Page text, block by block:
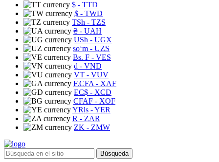
$ - TTD
$ - TWD
TSh - TZS
₴ - UAH
USh - UGX
soʻm - UZS
Bs. F - VES
₫ - VND
VT - VUV
F.CFA - XAF
EC$ - XCD
CFAF - XOF
YRls - YER
R - ZAR
ZK - ZMW
Búsqueda